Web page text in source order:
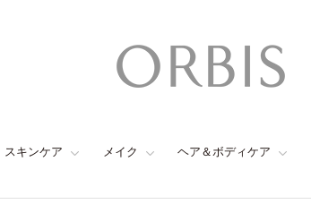
スキンケア メイク ヘア＆ボディケア